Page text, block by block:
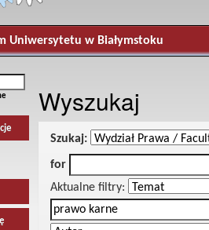
Uniwersytetu w Białymstoku
Wyszukaj
Szukaj:
for
Aktualne filtry: